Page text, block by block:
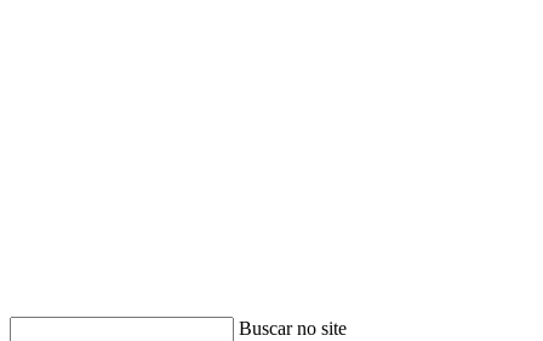
Buscar no site